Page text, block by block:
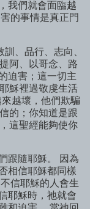
我們就會面臨越
的事情是真正門
、品行、志向、
阿、以哥念、路
迫害；這一切主
穌裡過敬虔生活
越壞，他們欺騙
的；你知道是跟
這聖經能夠使你
跟隨耶穌。 因為
相信耶穌都同樣
信耶穌的人會生
耶穌時，祂就會